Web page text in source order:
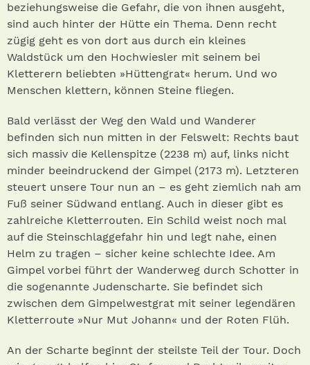
beziehungsweise die Gefahr, die von ihnen ausgeht,
sind auch hinter der Hütte ein Thema. Denn recht
zügig geht es von dort aus durch ein kleines
Waldstück um den Hochwiesler mit seinem bei
Kletterern beliebten »Hüttengrat« herum. Und wo
Menschen klettern, können Steine fliegen.
Bald verlässt der Weg den Wald und Wanderer
befinden sich nun mitten in der Felswelt: Rechts baut
sich massiv die Kellenspitze (2238 m) auf, links nicht
minder beeindruckend der Gimpel (2173 m). Letzteren
steuert unsere Tour nun an – es geht ziemlich nah am
Fuß seiner Südwand entlang. Auch in dieser gibt es
zahlreiche Kletterrouten. Ein Schild weist noch mal
auf die Steinschlaggefahr hin und legt nahe, einen
Helm zu tragen – sicher keine schlechte Idee. Am
Gimpel vorbei führt der Wanderweg durch Schotter in
die sogenannte Judenscharte. Sie befindet sich
zwischen dem Gimpelwestgrat mit seiner legendären
Kletterroute »Nur Mut Johann« und der Roten Flüh.
An der Scharte beginnt der steilste Teil der Tour. Doch